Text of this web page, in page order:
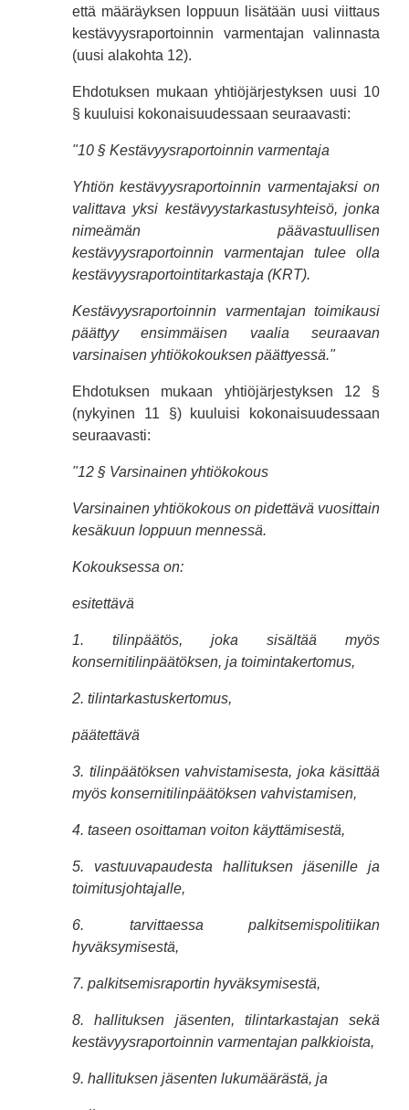
että määräyksen loppuun lisätään uusi viittaus
kestävyysraportoinnin varmentajan valinnasta
(uusi alakohta 12).
Ehdotuksen mukaan yhtiöjärjestyksen uusi 10
§ kuuluisi kokonaisuudessaan seuraavasti:
"10 § Kestävyysraportoinnin varmentaja
Yhtiön kestävyysraportoinnin varmentajaksi on
valittava yksi kestävyystarkastusyhteisö, jonka
nimeämän päävastuullisen
kestävyysraportoinnin varmentajan tulee olla
kestävyysraportointitarkastaja (KRT).
Kestävyysraportoinnin varmentajan toimikausi
päättyy ensimmäisen vaalia seuraavan
varsinaisen yhtiökokouksen päättyessä."
Ehdotuksen mukaan yhtiöjärjestyksen 12 §
(nykyinen 11 §) kuuluisi kokonaisuudessaan
seuraavasti:
"12 § Varsinainen yhtiökokous
Varsinainen yhtiökokous on pidettävä vuosittain
kesäkuun loppuun mennessä.
Kokouksessa on:
esitettävä
1. tilinpäätös, joka sisältää myös
konsernitilinpäätöksen, ja toimintakertomus,
2. tilintarkastuskertomus,
päätettävä
3. tilinpäätöksen vahvistamisesta, joka käsittää
myös konsernitilinpäätöksen vahvistamisen,
4. taseen osoittaman voiton käyttämisestä,
5. vastuuvapaudesta hallituksen jäsenille ja
toimitusjohtajalle,
6. tarvittaessa palkitsemispolitiikan
hyväksymisestä,
7. palkitsemisraportin hyväksymisestä,
8. hallituksen jäsenten, tilintarkastajan sekä
kestävyysraportoinnin varmentajan palkkioista,
9. hallituksen jäsenten lukumäärästä, ja